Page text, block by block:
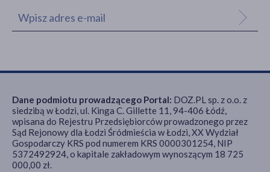
Dane podmiotu prowadzącego Portal: DOZ.PL sp. z o.o. z
siedzibą w Łodzi, ul. Kinga C. Gillette 11, 94-406 Łódź,
wpisana do Rejestru Przedsiębiorców prowadzonego przez
Sąd Rejonowy dla Łodzi Śródmieścia w Łodzi, XX Wydział
Gospodarczy KRS pod numerem KRS 0000301254, NIP
5372492924, o kapitale zakładowym wynoszącym 18 725
000,00 zł.